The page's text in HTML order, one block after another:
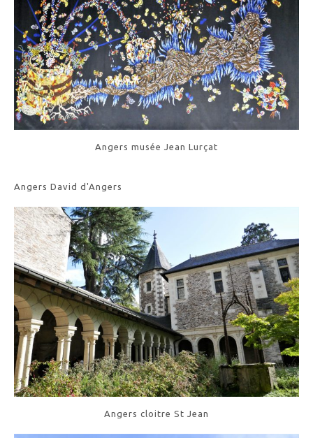
Angers musée Jean Lurçat
Angers David d'Angers
Angers cloitre St Jean